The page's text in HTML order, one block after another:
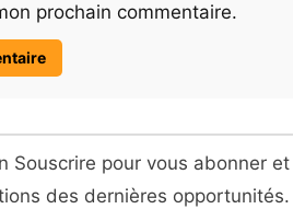
prochain commentaire.
Souscrire pour vous abonner et
des dernières opportunités.